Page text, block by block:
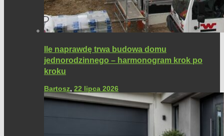
Ile naprawdę trwa budowa domu
jednorodzinnego – harmonogram krok po
kroku
Bartosz, 22 lipca 2026